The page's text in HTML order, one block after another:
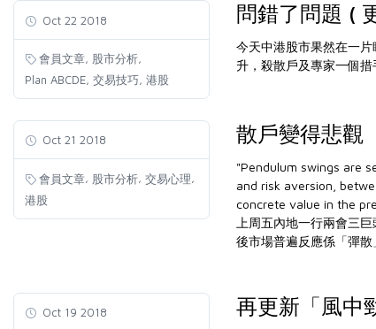
Oct 22 2018
會員文章 股市分析
Plan ABCDE 交易技巧 港股
問錯了問題 (
今天中港股市果然在一
升，殺散戶及專家一個
Oct 21 2018
會員文章, 股市分析, 交易心理,
港股
散戶變得悲觀
"Pendulum swings are
and risk aversion,
concrete value in the
上周五內地一行兩會三
後市場普遍反應係「彈散
Oct 19 2018 再更新「風中